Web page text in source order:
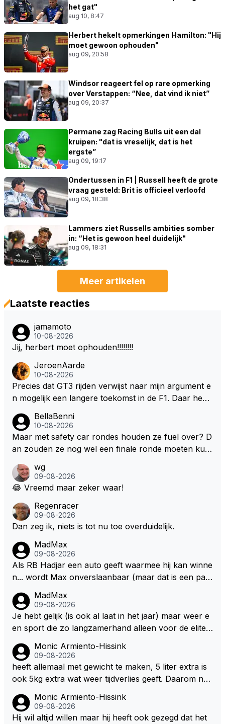
het gat"
aug 10, 8:47
Herbert hekelt opmerkingen Hamilton: "Hij
moet gewoon ophouden"
aug 09, 20:58
Windsor reageert fel op rare opmerking
over Verstappen: “Nee, dat vind ik niet”
aug 09, 20:37
Permane zag Racing Bulls uit een dal
kruipen: "dat is vreselijk, dat is het
ergste”
aug 09, 19:17
Ondertussen in F1 | Russell heeft de grote
vraag gesteld: Brit is officieel verloofd
aug 09, 18:38
Lammers ziet Russells ambities somber
in: “Het is gewoon heel duidelijk"
aug 09, 18:31
Meer artikelen
Laatste reacties
jamamoto
10-08-2026
Jij, herbert moet ophouden!!!!!!!!
JeroenAarde
10-08-2026
Precies dat GT3 rijden verwijst naar mijn argument e
n mogelijk een langere toekomst in de F1. Daar heeft
erademing was. Dit zou in de F1 bij elke race moeten
zijn. Stel de auto's worden zoals ik omschreef en M
ax kan helemaal los gaan met zijn talenten, dan zie i
en na het volgende kontrakt.
BellaBenni
10-08-2026
Maar met safety car rondes houden ze fuel over? D
an zouden ze nog wel een finale ronde moeten kun
wg
09-08-2026
😂 Vreemd maar zeker waar!
Regenracer
09-08-2026
Dan zeg ik, niets is tot nu toe overduidelijk.
MadMax
09-08-2026
Als RB Hadjar een auto geeft waarmee hij kan winne
n... wordt Max onverslaanbaar (maar dat is een par
MadMax
09-08-2026
Je hebt gelijk (is ook al laat in het jaar) maar weer e
en sport die zo langzamerhand alleen voor de elite t
Monic Armiento-Hissink
09-08-2026
heeft allemaal met gewicht te maken, 5 liter extra is
ook 5kg extra wat weer tijdverlies geeft. Daarom ne
auto, het is extra gewicht plus na 15 minuten is het h
ete thee geworden.
Monic Armiento-Hissink
09-08-2026
Hij wil altijd willen maar hij heeft ook gezegd dat het